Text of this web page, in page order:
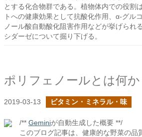
とする化合物群である。植物体内での役割
トへの健康効果として抗酸化作用、α-グル
ノール酸自動酸化阻害作用などが挙げられ
シダーゼについて掘り下げる。
2019-03-13 ビタミン・ミネラル・味
/** Geminiが自動生成した概要 **/
このブログ記事は、健康的な野菜の品